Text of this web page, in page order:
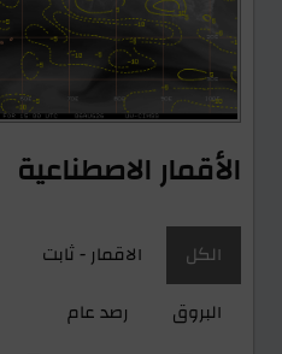
الأقمار الاصطناعية
الكل الاقمار - ثابت
البروق
رصد عام